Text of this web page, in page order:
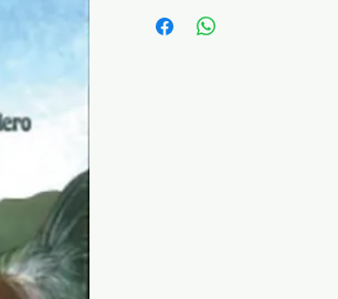
Dimensiones: